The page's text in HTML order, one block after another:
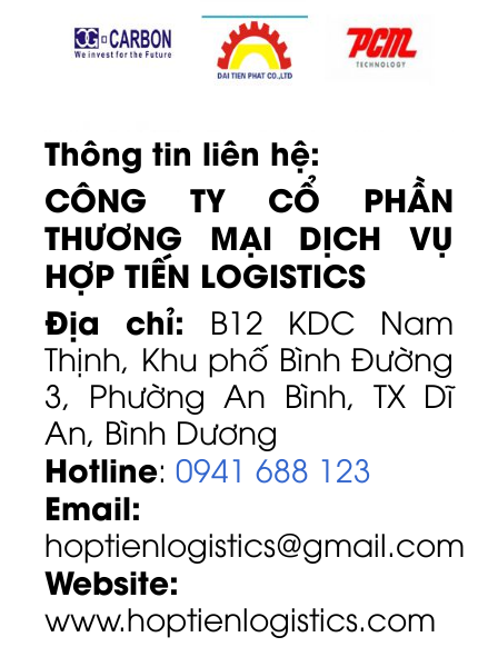
Thông tin liên hệ:
CÔNG TY CỔ PHẦN
THƯƠNG MẠI DỊCH VỤ
HỢP TIẾN LOGISTICS
Địa chỉ: B12 KDC Nam
Thịnh, Khu phố Bình Đường
3, Phường An Bình, TX Dĩ
An, Bình Dương
Hotline: 0941 688 123
Email:
hoptienlogistics@gmail.com
Website:
www.hoptienlogistics.com